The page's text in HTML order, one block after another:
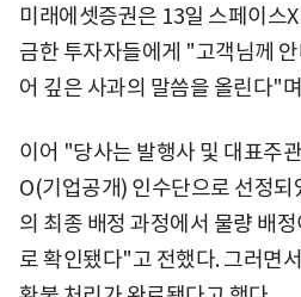
미래에셋증권은 13일 스페이스
금한 투자자들에게 "고객님께
어 깊은 사과의 말씀을 올린다"
이어 "당사는 발행사 및 대표주
O(기업공개) 인수단으로 선정
의 최종 배정 과정에서 물량 배
로 확인됐다"고 전했다. 그러면